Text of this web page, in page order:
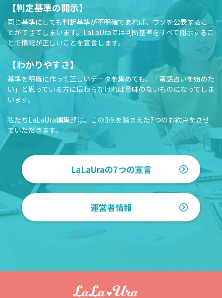
【判定基準の開示】
同じ基準にしても判断基準が不明確であれば、ウソを公表するこ
とができてしまいます。LaLaUraでは判断基準をすべて開示するこ
とで情報が正しいことを宣言します。
【わかりやすさ】
基準を明確に作って正しいデータを集めても、「電話占いを始めた
い」と思っている方に伝わらなければ意味のないものになってしま
います。
私たちLaLaUra編集部は、この3点を踏まえた7つのお約束をさせ
ていただきます。
LaLaUraの7つの宣言
運営者情報